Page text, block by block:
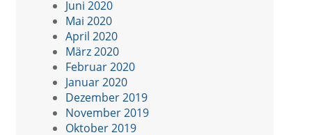
Juni 2020
Mai 2020
April 2020
März 2020
Februar 2020
Januar 2020
Dezember 2019
November 2019
Oktober 2019